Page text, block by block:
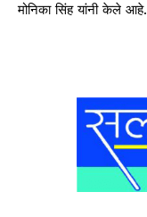
मोनिका सिंह यांनी केले आहे.